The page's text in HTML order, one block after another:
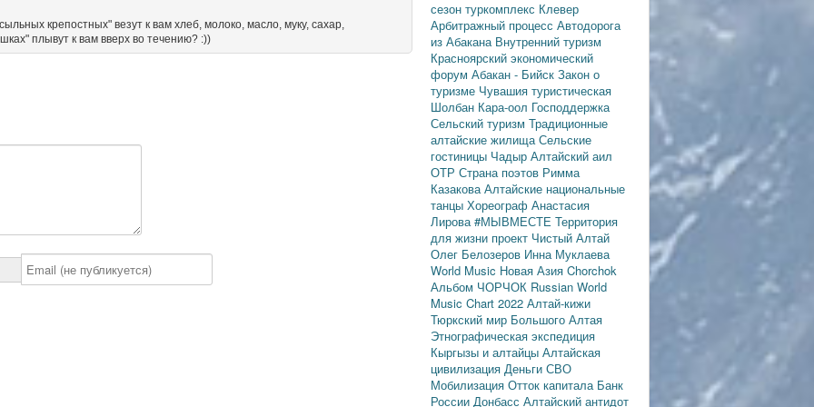
крепостных" везут к вам хлеб, молоко, масло, муку, сахар,
плывут к вам вверх во течению? :))
сезон туркомплекс Клевер
Арбитражный процесс Автодорога
из Абакана Внутренний туризм
Красноярский экономический
форум Абакан - Бийск Закон о
туризме Чувашия туристическая
Шолбан Кара-оол Господдержка
Сельский туризм Традиционные
алтайские жилищаСельские
гостиницы Чадыр Алтайский аил
ОТР Страна поэтов Римма
КазаковаАлтайские национальные
танцы Хореограф Анастасия
Лирова#МЫВМЕСТЕ Территория
для жизни проект Чистый Алтай
Олег Белозеров Инна Муклаева
World Music Новая Азия Chorchok
Альбом ЧОРЧОК Russian World
Music Chart 2022 Алтай-кижи
Тюркский мир Большого Алтая
Этнографическая экспедиция
Кыргызы и алтайцы Алтайская
цивилизация Деньги СВО
Мобилизация Отток капитала Банк
России Донбасс Алтайский антидот